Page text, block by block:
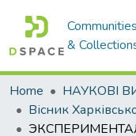
Communities
&
Home